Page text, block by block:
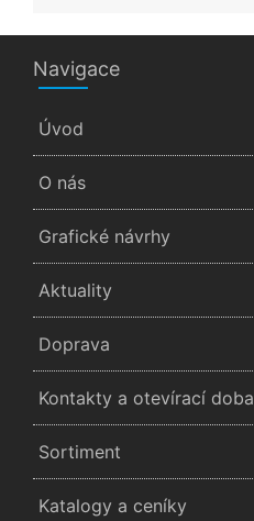
Navigace
Úvod
O nás
Grafické návrhy
Aktuality
Doprava
Kontakty a otevírací doba
Sortiment
Katalogy a ceníky